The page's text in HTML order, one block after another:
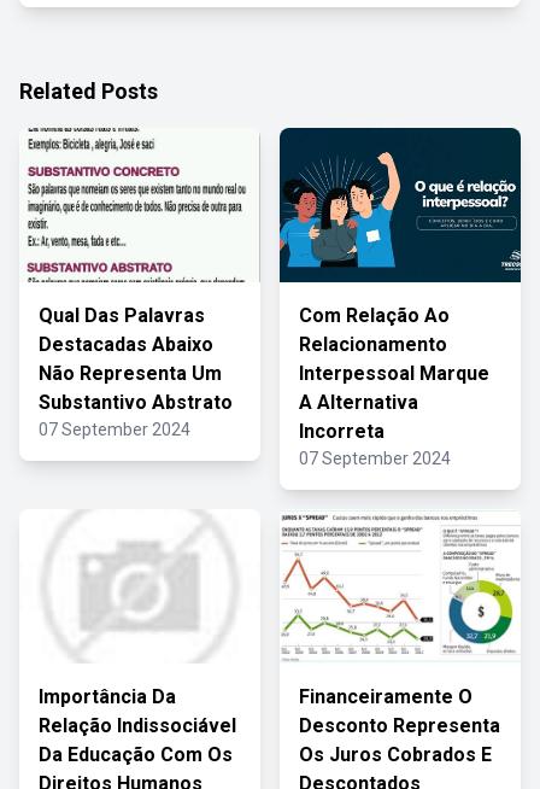
Related Posts
Qual Das Palavras
Destacadas Abaixo
Não Representa Um
Substantivo Abstrato
07 September 2024
Com Relação Ao
Relacionamento
Interpessoal Marque
A Alternativa
Incorreta
07 September 2024
Importância Da
Relação Indissociável
Da Educação Com Os
Direitos Humanos
Financeiramente O
Desconto Representa
Os Juros Cobrados E
Descontados